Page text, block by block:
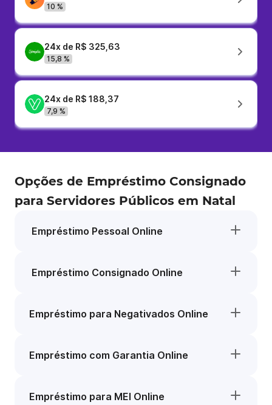
10 %
24x de R$ 325,63
15,8 %
24x de R$ 188,37
7,9 %
Opções de Empréstimo Consignado
para Servidores Públicos em Natal
Empréstimo Pessoal Online
Empréstimo Consignado Online
Empréstimo para Negativados Online
Empréstimo com Garantia Online
Empréstimo para MEI Online